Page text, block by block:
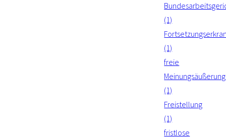
(1)
(1)
freie
Meinungsäußerung
(1)
Freistellung
(1)
fristlose